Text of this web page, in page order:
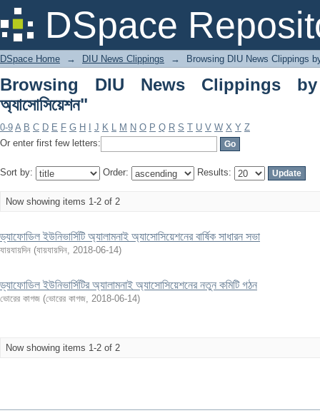
DSpace
Browsing DIU News Clippings by Subject
DSpace Home → DIU News Clippings → Browsing DIU News Clippings
Browsing DIU News Clippings by
অ্যাসোসিয়েশন"
0-9 A B C D E F G H J K L M N O P Q R S T U V W X Y Z
Or enter first few letters:
Sort by: Order: Results:
Now showing items 1-2 of 2
ড্যাফোডিল ইউনিভার্সিটি অ্যালামনাই অ্যাসোসিয়েশনের বার্ষিক সাধারন সভা
যায়যায়দিন (যায়যায়দিন, 2018-06-14)
ড্যাফোডিল ইউনিভার্সিটির অ্যালামনাই অ্যাসোসিয়েশনের নতুন কমিটি গঠন
ভোরের কাগজ (ভোরের কাগজ, 2018-06-14)
Now showing items 1-2 of 2